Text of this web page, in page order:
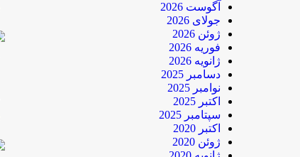
آگوست 2026
جولای 2026
ژوئن 2026
فوریه 2026
ژانویه 2026
دسامبر 2025
نوامبر 2025
اکتبر 2025
سپتامبر 2025
اکتبر 2020
ژوئن 2020